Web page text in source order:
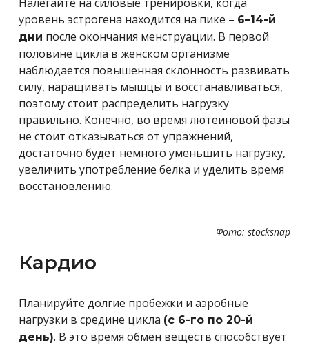
уровень эстрогена находится на пике – 6–14-й
дни после окончания менструации. В первой
половине цикла в женском организме
наблюдается повышенная склонность развивать
силу, наращивать мышцы и восстанавливаться,
поэтому стоит распределить нагрузку
правильно. Конечно, во время лютеиновой фазы
не стоит отказываться от упражнений,
достаточно будет немного уменьшить нагрузку,
увеличить употребление белка и уделить время
восстановлению.
Фото: stocksnap
Кардио
Планируйте долгие пробежки и аэробные
нагрузки в средине цикла (с 6-го по 20-й
день). В это время обмен веществ способствует